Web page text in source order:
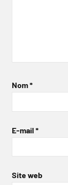
Nom*
E-mail *
Site web